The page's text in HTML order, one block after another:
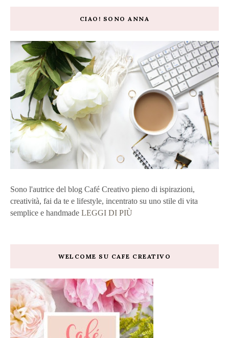
CIAO! SONO ANNA
Sono l'autrice del blog Café Creativo pieno di ispirazioni,
creatività, fai da te e lifestyle, incentrato su uno stile di vita
semplice e handmade LEGGI DI PIÙ
WELCOME SU CAFE CREATIVO